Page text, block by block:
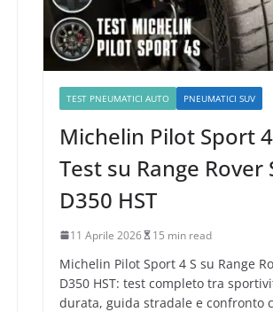
TEST PNEUMATICI AUTO PNEUMATICI SUV
Michelin Pilot Sport 4
Test su Range Rover
D350 HST
11 Aprile 2026 15 min read
Michelin Pilot Sport 4 S su Range
D350 HST: test completo tra
durata, guida stradale e confronto